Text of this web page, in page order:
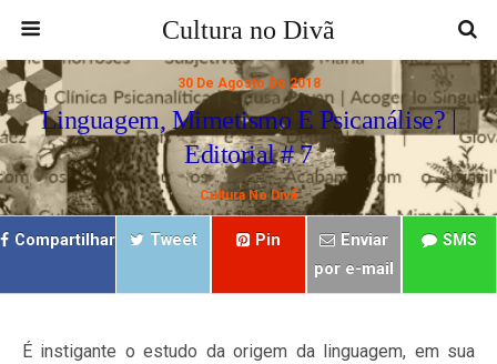
Cultura no Divã
30 De Agosto De 2018
Linguagem, Mimetismo E Psicanálise? |
Editorial # 7
Cultura No Divã
Compartilhar Tweet Pin
Enviar
por e-mail
SMS
É instigante o estudo da origem da linguagem, em sua